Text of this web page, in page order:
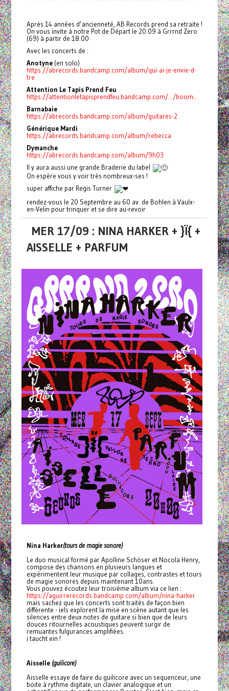
Après 14 années d’ancienneté, AB Records prend sa retraite !
On vous invite à notre Pot de Départ le 20.09 à Grrrnd Zero
(69) à partir de 18:00
Avec les concerts de :
Anotyne(en solo)
https://abrecords.bandcamp.com/album/qui-ai-je-envie-d-
tre
Attention Le Tapis Prend Feu
https://attentionletapisprendfeu.bandcamp.com/.../boom...
Barnabaie
https://abrecords.bandcamp.com/album/guitares-2
Générique Mardi
https://abrecords.bandcamp.com/album/rebecca
Dymanche
https://abrecords.bandcamp.com/album/9h03
Il y aura aussi une grande Braderie du label
On espère vous y voir très nombreux-ses !
super affiche par Regis Turner
rendez-vous le 20 Septembre au 60 av. de Bohlen à Vaulx-
en-Velin pour trinquer et se dire au-revoir
MER 17/09 : NINA HARKER + }Ï{ +
AISSELLE + PARFUM
Nina Harker(tours de magie sonore)
Le duo musical formé par Apolline Schöser et Nocola Henry,
compose des chansons en plusieurs langues et
expérimentent leur musique par collages, contrastes et tours
de magie sonores depuis maintenant 10ans.
Vous pouvez écoutez leur troisième album via ce lien :
https://aguirrerecords.bandcamp.com/album/nina-harker
mais sachez que les concerts sont traités de façon bien
différente - iels explorent la mise en scène autant que les
silences entre deux notes de guitare si bien que de leurs
douces ritournelles acoustiques peuvent surgir de
remuantes fulgurances amplifiées.
¡ taucht ein !
Aisselle(guilicore)
Aisselle essaye de faire du guilicore avec un sequenceur, une
boite à rythme digitale, un clavier analogique et un